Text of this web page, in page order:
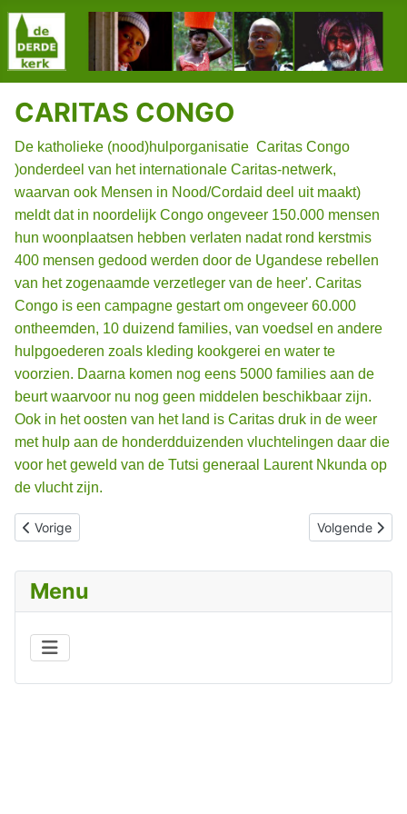
Menu
CARITAS CONGO
De katholieke (nood)hulporganisatie Caritas Congo
)onderdeel van het internationale Caritas-netwerk,
waarvan ook Mensen in Nood/Cordaid deel uit maakt)
meldt dat in noordelijk Congo ongeveer 150.000 mensen
hun woonplaatsen hebben verlaten nadat rond kerstmis
400 mensen gedood werden door de Ugandese rebellen
van het zogenaamde verzetleger van de heer'. Caritas
Congo is een campagne gestart om ongeveer 60.000
ontheemden, 10 duizend families, van voedsel en andere
hulpgoederen zoals kleding kookgerei en water te
voorzien. Daarna komen nog eens 5000 families aan de
beurt waarvoor nu nog geen middelen beschikbaar zijn.
Ook in het oosten van het land is Caritas druk in de weer
met hulp aan de honderdduizenden vluchtelingen daar die
voor het geweld van de Tutsi generaal Laurent Nkunda op
de vlucht zijn.
Vorig artikel: ZIMBABWE
Vorige Volgende
Volgende